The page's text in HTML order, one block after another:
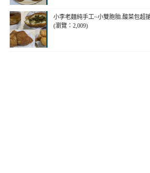
小李老麵純手工~小雙胞胎.酸菜包超
(瀏覽：2,009)